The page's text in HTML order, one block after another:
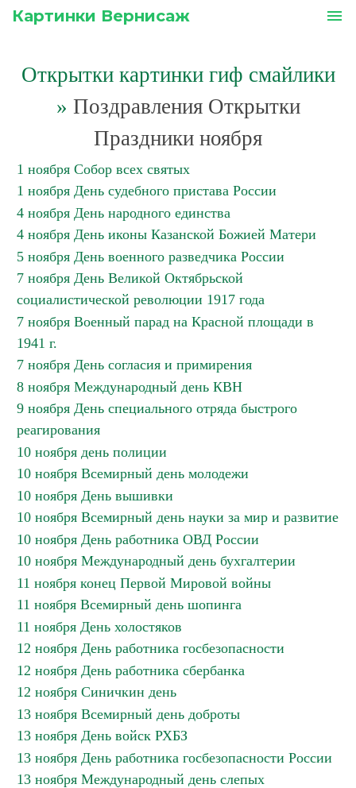
Картинки Вернисаж menu
Открытки картинки гиф смайлики
» Поздравления Открытки
Праздники ноября
1 ноября Собор всех святых
1 ноября День судебного пристава России
4 ноября День народного единства
4 ноября День иконы Казанской Божией Матери
5 ноября День военного разведчика России
7 ноября День Великой Октябрьской
социалистической революции 1917 года
7 ноября Военный парад на Красной площади в
1941 г.
7 ноября День согласия и примирения
8 ноября Международный день КВН
9 ноября День специального отряда быстрого
реагирования
10 ноября день полиции
10 ноября Всемирный день молодежи
10 ноября День вышивки
10 ноября Всемирный день науки за мир и развитие
10 ноября День работника ОВД России
10 ноября Международный день бухгалтерии
11 ноября конец Первой Мировой войны
11 ноября Всемирный день шопинга
11 ноября День холостяков
12 ноября День работника госбезопасности
12 ноября День работника сбербанка
12 ноября Синичкин день
13 ноября Всемирный день доброты
13 ноября День войск РХБЗ
13 ноября День работника госбезопасности России
13 ноября Международный день слепых